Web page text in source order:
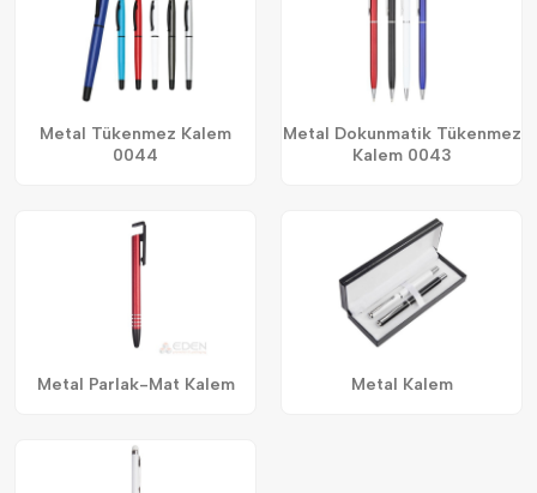
Metal Tükenmez Kalem
0044
Metal Dokunmatik Tükenmez
Kalem 0043
Metal Parlak-Mat Kalem Metal Kalem